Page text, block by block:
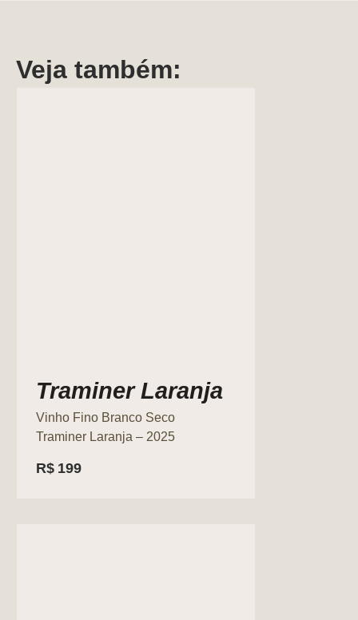
Veja também:
Traminer Laranja
Vinho Fino Branco Seco
Traminer Laranja – 2025
R$ 199